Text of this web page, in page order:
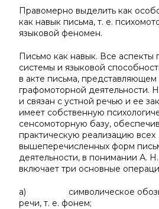
Правомерно выделить как
как навык письма, т. е.
языковой феномен.
Письмо как навык. Все аспекты
системы и языковой
в акте письма,
графомоторной деятельности.
и связан с устной речью и ее
имеет собственную
сенсомоторную базу,
практическую реализацию всех
вышеперечисленных форм
деятельности, в понимании А.
включает три основные
а) символическое
речи, т. е. фонем;